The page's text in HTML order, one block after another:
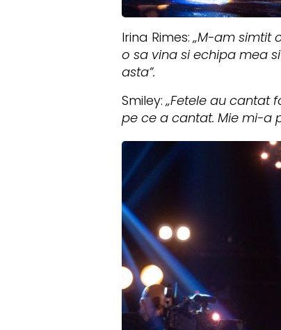
Irina Rimes:„M-am simtit
o sa vina si echipa mea
asta”.
Smiley:„Fetele au cantat
pe ce a cantat. Mie mi-a